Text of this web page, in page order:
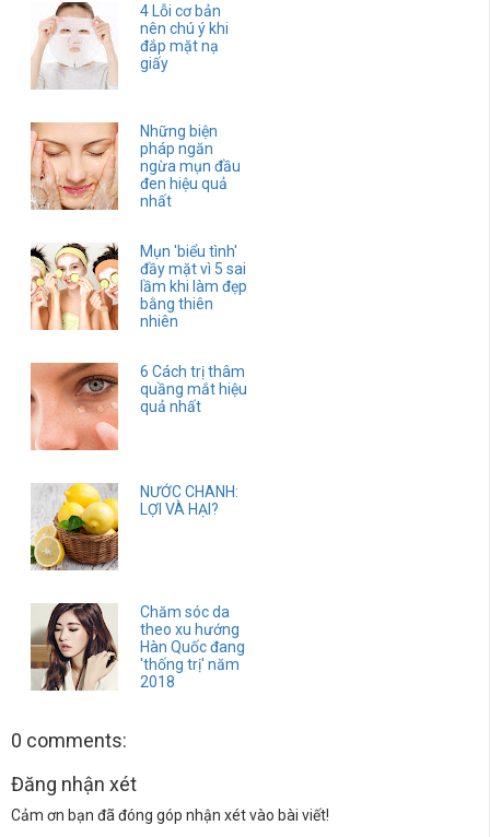
4 Lỗi cơ bản
nên chú ý khi
đắp mặt nạ
giấy
Những biện
pháp ngăn
ngừa mụn đầu
đen hiệu quả
nhất
Mụn 'biểu tình'
đầy mặt vì 5 sai
lầm khi làm đẹp
bằng thiên
nhiên
6 Cách trị thâm
quầng mắt hiệu
quả nhất
NƯỚC CHANH:
LỢI VÀ HẠI?
Chăm sóc da
theo xu hướng
Hàn Quốc đang
'thống trị' năm
2018
0 comments:
Đăng nhận xét
Cảm ơn bạn đã đóng góp nhận xét vào bài viết!